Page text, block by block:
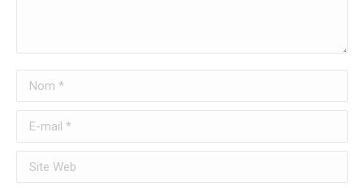
Nom *
E-mail *
Site Web